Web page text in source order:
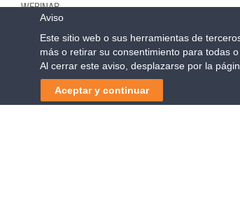
WEBINAR
Aviso
Este sitio web o sus herramientas de
más o retirar su consentimiento para todas
Al cerrar este aviso, desplazarse por la
Aceptar y continuar